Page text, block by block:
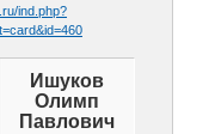
ind.php?
Ишуков
Олимп
Павлович